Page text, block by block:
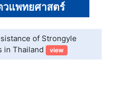
วแพทยศาสตร์
of Strongyle
in Thailand
view